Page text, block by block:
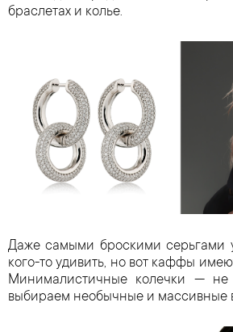
браслетах и колье.
Даже самыми броскими серьгами
кого-то удивить, но вот каффы
Минималистичные колечки — не
выбираем необычные и массивные